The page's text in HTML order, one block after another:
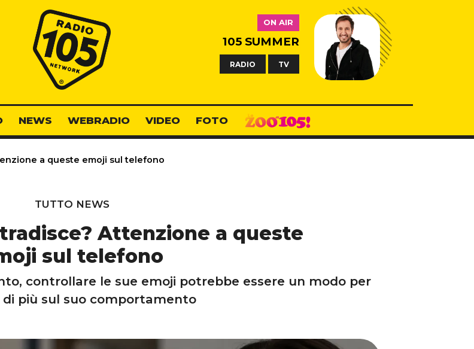
Radio 105
ON AIR
105 SUMMER
RADIO TV
NEWS WEBRADIO VIDEO FOTO
a queste emoji sul telefono
TUTTO NEWS
Attenzione a queste
sul telefono
controllare le sue emoji potrebbe essere un modo per
di più sul suo comportamento